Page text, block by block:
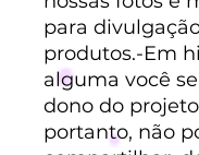
para
produtos.-Em
alguma você
dono do
portanto, não